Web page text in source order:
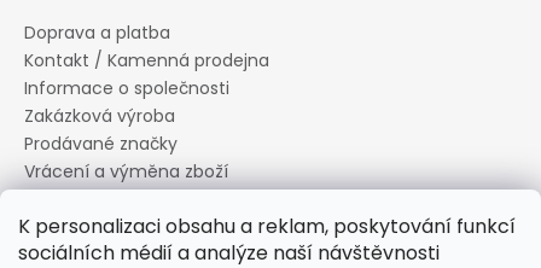
K personalizaci obsahu a reklam, poskytování funkcí
sociálních médií a analýze naší návštěvnosti
Doprava a platba
Kontakt / Kamenná prodejna
Informace o společnosti
Zakázková výroba
Prodávané značky
Vrácení a výměna zboží
Informace o souborech cookies
Reklamační řád